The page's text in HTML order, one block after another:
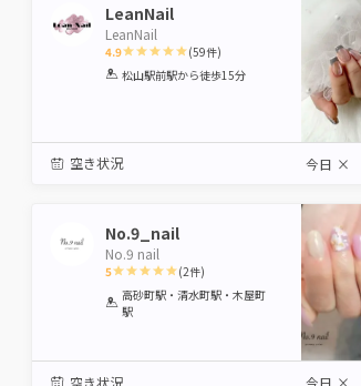
LeanNail
LeanNail
4.9
1 2 3 4 5
(59件)
松山駅前駅から徒歩15分
空き状況 今日 ×
No.9_nail
No.9 nail
5
1
Star
2
Stars
3 4 5
(2件)
高砂町駅・清水町駅・木屋町
駅
空き状況